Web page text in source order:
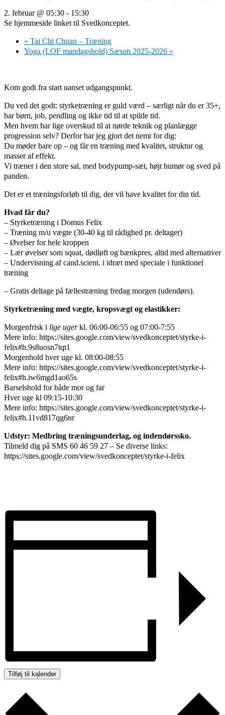
2. februar @ 05:30 - 15:30
Se hjemmeside linket til Svedkonceptet.
« Tai Chi Chuan – Træning
Yoga (LOF mandagshold) Sæson 2025-2026 »
Kom godt fra start uanset udgangspunkt.
Du ved det godt: styrketræning er guld værd – særligt når du er 35+,
har børn, job, pendling og ikke tid til at spilde tid.
Men hvem har lige overskud til at nørde teknik og planlægge
progression selv? Derfor har jeg gjort det nemt for dig:
Du møder bare op – og får en træning med kvalitet, struktur og
masser af effekt.
Vi træner i den store sal, med bodypump-sæt, højt humør og sved på
panden.
Det er et træningsforløb til dig, der vil have kvalitet for din tid.
Hvad får du?
– Styrketræning i Domus Felix
– Træning m/u vægte (30-40 kg til rådighed pr. deltager)
– Øvelser for hele kroppen
– Lær øvelser som squat, dødløft og bænkpres, altid med alternativer
– Undervisning af cand.scient. i idræt med speciale i funktionel
træning
– Gratis deltage på fællestræning fredag morgen (udendørs).
Styrketræning med vægte, kropsvægt og elastikker:
Morgenfrisk i lige ugerkl. 06:00-06:55 og 07:00-7:55
Mere info: https://sites.google.com/view/svedkonceptet/styrke-i-
felix#h.9s8uosn7tqt1
Morgenhold hver uge kl. 08:00-08:55
Mere info: https://sites.google.com/view/svedkonceptet/styrke-i-
felix#h.iw6mgd1ao65s
Barselshold for både mor og far
Hver uge kl 09:15-10:30
Mere info: https://sites.google.com/view/svedkonceptet/styrke-i-
felix#h.11vd817qg6nr
Udstyr: Medbring træningsunderlag, og indendørssko.
Tilmeld dig på SMS 60 46 59 27 – Se diverse links:
https://sites.google.com/view/svedkonceptet/styrke-i-felix
Tilføj til kalender